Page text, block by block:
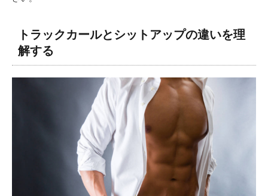
トラックカールとシットアップの違いを理
解する